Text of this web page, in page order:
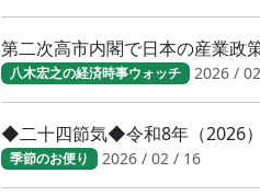
第二次高市内閣で日本の産業政
八木宏之の経済時事ウォッチ 2026 /
◆二十四節気◆令和8年（2026
季節のお便り 2026 / 02 / 16